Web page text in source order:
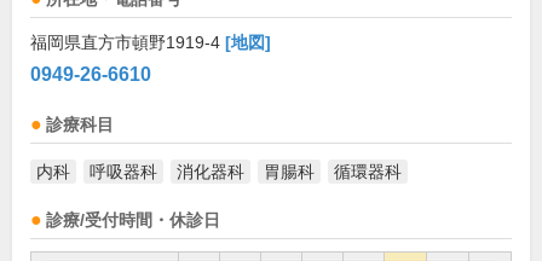
福岡県直方市頓野1919-4 [地図]
0949-26-6610
診療科目
内科 呼吸器科 消化器科 胃腸科 循環器科
診療/受付時間・休診日